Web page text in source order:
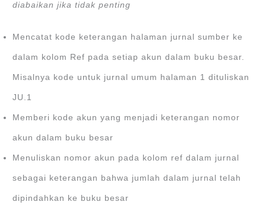
diabaikan jika tidak penting
Mencatat kode keterangan halaman jurnal sumber ke
dalam kolom Ref pada setiap akun dalam buku besar.
Misalnya kode untuk jurnal umum halaman 1 dituliskan
JU.1
Memberi kode akun yang menjadi keterangan nomor
akun dalam buku besar
Menuliskan nomor akun pada kolom ref dalam jurnal
sebagai keterangan bahwa jumlah dalam jurnal telah
dipindahkan ke buku besar